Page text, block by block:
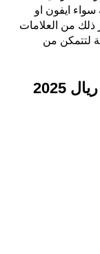
ايفون او
ذلك من العلامات
لتتمكن من